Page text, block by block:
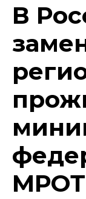
В
МРОТ